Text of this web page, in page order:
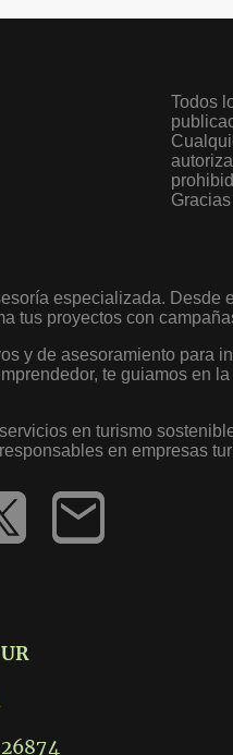
Todos
especializada. Desde
tus proyectos con
y de asesoramiento para
te guiamos en
en turismo
en empresas